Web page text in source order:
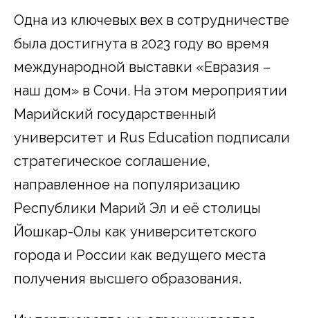
Одна из ключевых вех в сотрудничестве
была достигнута в 2023 году во время
международной выставки «Евразия –
наш дом» в Сочи. На этом мероприятии
Марийский государственный
университет и Rus Education подписали
стратегическое соглашение,
направленное на популяризацию
Республики Марий Эл и её столицы
Йошкар-Олы как университетского
города и России как ведущего места
получения высшего образования.